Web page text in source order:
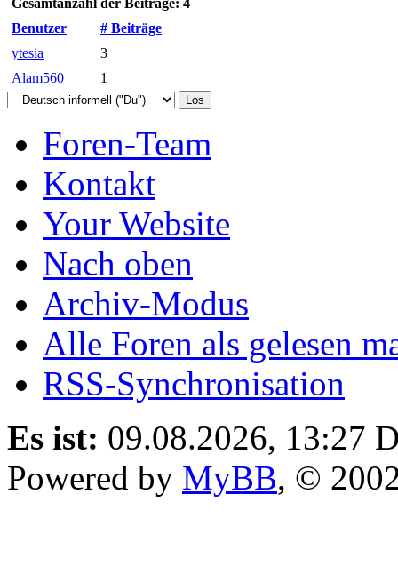
Benutzer
# Beiträge
ytesia
3
Alam560
1
Foren-Team
Kontakt
Your Website
Nach oben
Archiv-Modus
Alle Foren als gelesen
RSS-Synchronisation
Es ist: 09.08.2026, 13:27
Powered by MyBB, ©